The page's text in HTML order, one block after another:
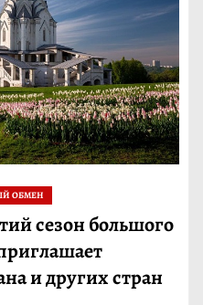
ОБМЕН
сезон большого
и других стран